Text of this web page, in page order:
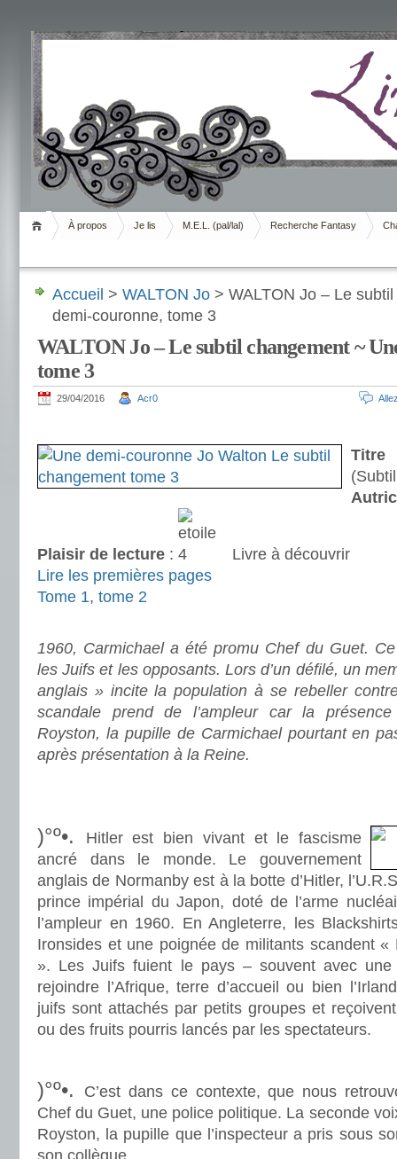
Livrement
À propos Je lis M.E.L. (pal/lal) Recherche Fantasy
Accueil > WALTON Jo > WALTON Jo – Le
demi-couronne, tome 3
WALTON Jo – Le subtil changement ~
tome 3
29/04/2016 Acr0
Titre
Plaisir de lecture :
Livre à découvrir
Lire les premières pages
Tome 1, tome 2
1960, Carmichael a été promu Chef du Guet.
les Juifs et les opposants. Lors d’un défilé, un
anglais » incite la population à se rebeller
scandale prend de l’ampleur car la présence
Royston, la pupille de Carmichael pourtant en
après présentation à la Reine.
)°º•.
Hitler est bien vivant et le fascisme
ancré dans le monde. Le gouvernement
anglais de Normanby est à la botte d’Hitler,
prince impérial du Japon, doté de l’arme
l’ampleur en 1960. En Angleterre, les
Ironsides et une poignée de militants scandent
». Les Juifs fuient le pays – souvent avec
rejoindre l’Afrique, terre d’accueil ou bien
juifs sont attachés par petits groupes et
ou des fruits pourris lancés par les spectateurs.
)°º•.
C’est dans ce contexte, que nous
Chef du Guet, une police politique. La seconde
Royston, la pupille que l’inspecteur a pris sous
son collègue.